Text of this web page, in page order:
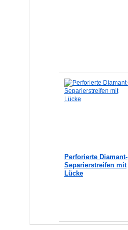
Perforierte Diamant-
Separierstreifen mit
Lücke